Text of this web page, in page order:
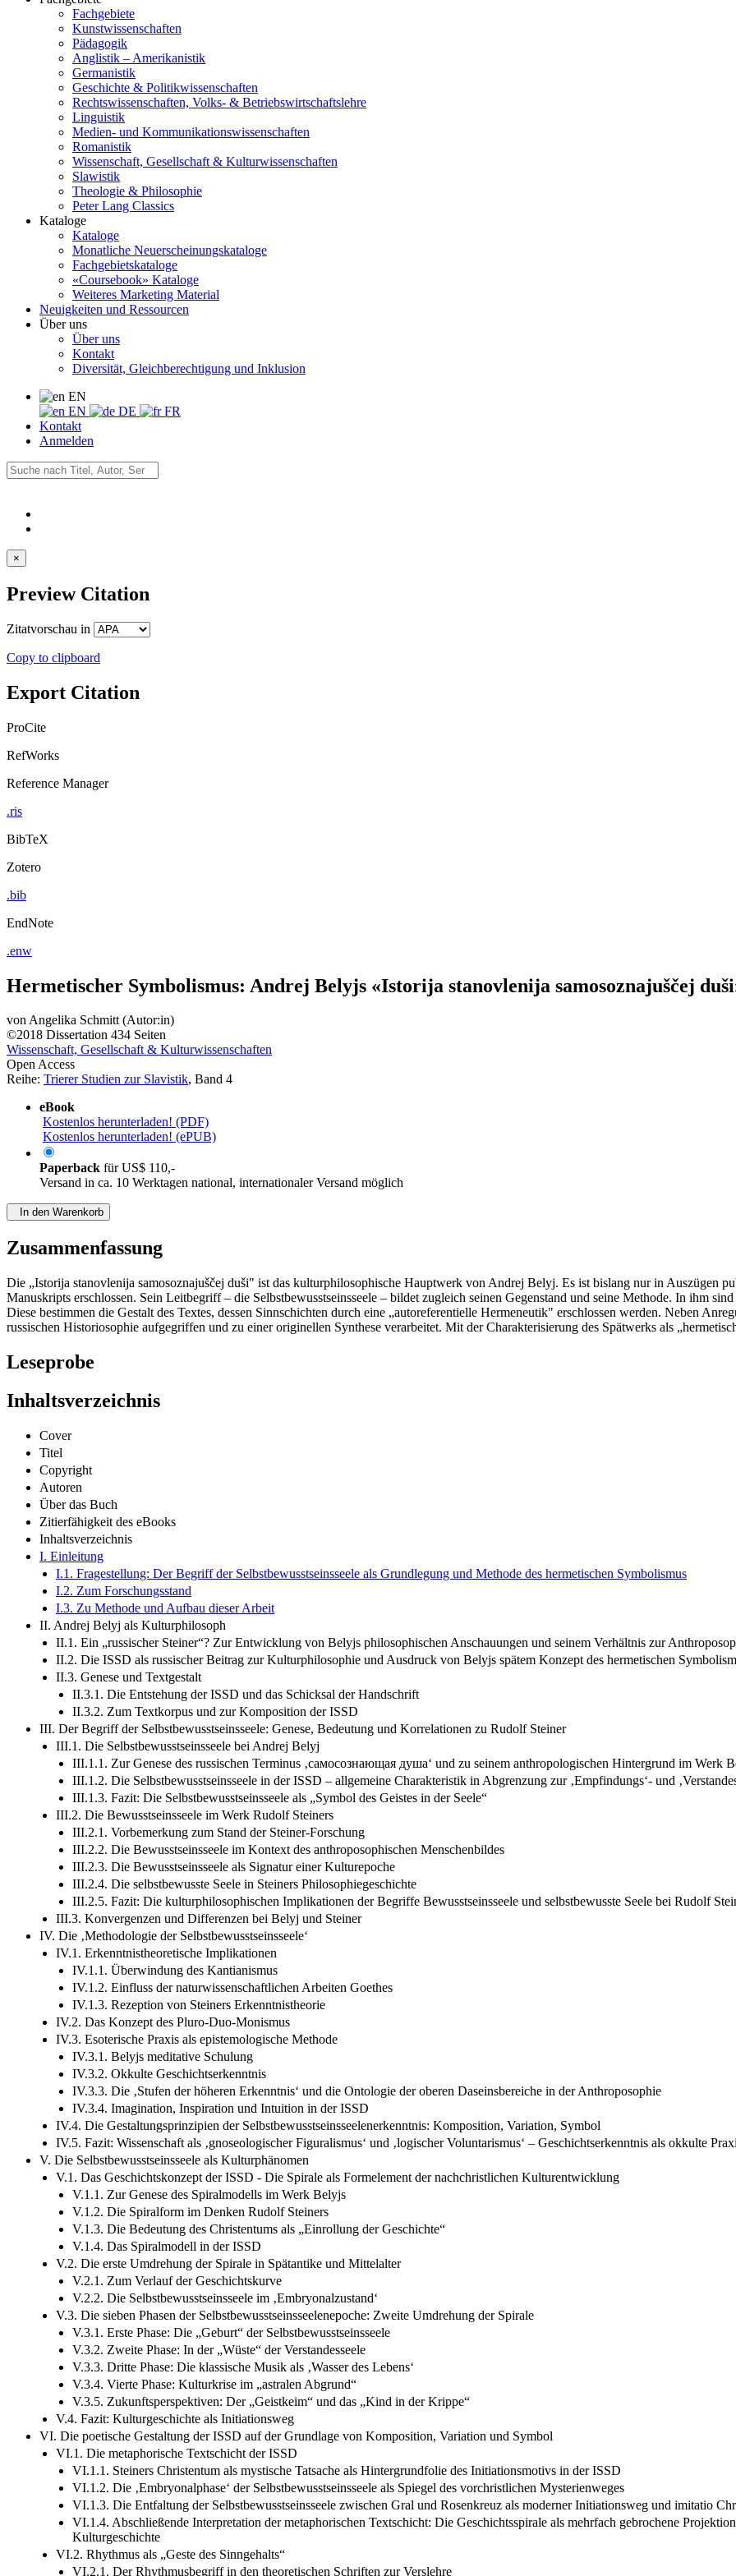
Fachgebiete
Kunstwissenschaften
Pädagogik
Anglistik – Amerikanistik
Germanistik
Geschichte & Politikwissenschaften
Rechtswissenschaften, Volks- & Betriebswirtschaftslehre
Linguistik
Medien- und Kommunikationswissenschaften
Romanistik
Wissenschaft, Gesellschaft & Kulturwissenschaften
Slawistik
Theologie & Philosophie
Peter Lang Classics
Kataloge
Kataloge
Monatliche Neuerscheinungskataloge
Fachgebietskataloge
«Coursebook» Kataloge
Weiteres Marketing Material
Neuigkeiten und Ressourcen
Über uns
Über uns
Kontakt
Diversität, Gleichberechtigung und Inklusion
EN
EN
DE
FR
Kontakt
Anmelden
×
Preview Citation
Zitatvorschau in
Copy to clipboard
Export Citation
ProCite
RefWorks
Reference Manager
.ris
BibTeX
Zotero
.bib
EndNote
.enw
Hermetischer Symbolismus: Andrej Belyjs «Istorija stanovlenija samosoznajuščej
vonAngelika Schmitt (Autor:in)
©2018 Dissertation 434 Seiten
Wissenschaft, Gesellschaft & Kulturwissenschaften
Open Access
Reihe: Trierer Studien zur Slavistik, Band 4
eBook
Kostenlos herunterladen! (PDF)
Kostenlos herunterladen! (ePUB)
Paperback fürUS$ 110,-
Versand in ca. 10 Werktagen national, internationaler Versand möglich
In den Warenkorb
Zusammenfassung
Die „Istorija stanovlenija samosoznajuščej duši" ist das kulturphilosophische Hauptwerk von Andrej Belyj. Es ist bislang nur in Auszügen
Manuskripts erschlossen. Sein Leitbegriff – die Selbstbewusstseinsseele – bildet zugleich seinen Gegenstand und seine Methode. In ihm
Diese bestimmen die Gestalt des Textes, dessen Sinnschichten durch eine „autoreferentielle Hermeneutik" erschlossen werden. Neben
russischen Historiosophie aufgegriffen und zu einer originellen Synthese verarbeitet. Mit der Charakterisierung des Spätwerks als
Leseprobe
Inhaltsverzeichnis
Cover
Titel
Copyright
Autoren
Über das Buch
Zitierfähigkeit des eBooks
Inhaltsverzeichnis
I. Einleitung
I.1. Fragestellung: Der Begriff der Selbstbewusstseinsseele als Grundlegung und Methode des hermetischen Symbolismus
I.2. Zum Forschungsstand
I.3. Zu Methode und Aufbau dieser Arbeit
II. Andrej Belyj als Kulturphilosoph
II.1. Ein „russischer Steiner“? Zur Entwicklung von Belyjs philosophischen Anschauungen und seinem Verhältnis zur
II.2. Die ISSD als russischer Beitrag zur Kulturphilosophie und Ausdruck von Belyjs spätem Konzept des hermetischen
II.3. Genese und Textgestalt
II.3.1. Die Entstehung der ISSD und das Schicksal der Handschrift
II.3.2. Zum Textkorpus und zur Komposition der ISSD
III. Der Begriff der Selbstbewusstseinsseele: Genese, Bedeutung und Korrelationen zu Rudolf Steiner
III.1. Die Selbstbewusstseinsseele bei Andrej Belyj
III.1.1. Zur Genese des russischen Terminus ‚самосознающaя душa‘ und zu seinem anthropologischen Hintergrund im Werk
III.1.2. Die Selbstbewusstseinsseele in der ISSD – allgemeine Charakteristik in Abgrenzung zur ‚Empfindungs‘- und
III.1.3. Fazit: Die Selbstbewusstseinsseele als „Symbol des Geistes in der Seele“
III.2. Die Bewusstseinsseele im Werk Rudolf Steiners
III.2.1. Vorbemerkung zum Stand der Steiner-Forschung
III.2.2. Die Bewusstseinsseele im Kontext des anthroposophischen Menschenbildes
III.2.3. Die Bewusstseinsseele als Signatur einer Kulturepoche
III.2.4. Die selbstbewusste Seele in Steiners Philosophiegeschichte
III.2.5. Fazit: Die kulturphilosophischen Implikationen der Begriffe Bewusstseinsseele und selbstbewusste Seele bei Rudolf
III.3. Konvergenzen und Differenzen bei Belyj und Steiner
IV. Die ‚Methodologie der Selbstbewusstseinsseele‘
IV.1. Erkenntnistheoretische Implikationen
IV.1.1. Überwindung des Kantianismus
IV.1.2. Einfluss der naturwissenschaftlichen Arbeiten Goethes
IV.1.3. Rezeption von Steiners Erkenntnistheorie
IV.2. Das Konzept des Pluro-Duo-Monismus
IV.3. Esoterische Praxis als epistemologische Methode
IV.3.1. Belyjs meditative Schulung
IV.3.2. Okkulte Geschichtserkenntnis
IV.3.3. Die ‚Stufen der höheren Erkenntnis‘ und die Ontologie der oberen Daseinsbereiche in der Anthroposophie
IV.3.4. Imagination, Inspiration und Intuition in der ISSD
IV.4. Die Gestaltungsprinzipien der Selbstbewusstseinsseelenerkenntnis: Komposition, Variation, Symbol
IV.5. Fazit: Wissenschaft als ‚gnoseologischer Figuralismus‘ und ‚logischer Voluntarismus‘ – Geschichtserkenntnis als okkulte
V. Die Selbstbewusstseinsseele als Kulturphänomen
V.1. Das Geschichtskonzept der ISSD - Die Spirale als Formelement der nachchristlichen Kulturentwicklung
V.1.1. Zur Genese des Spiralmodells im Werk Belyjs
V.1.2. Die Spiralform im Denken Rudolf Steiners
V.1.3. Die Bedeutung des Christentums als „Einrollung der Geschichte“
V.1.4. Das Spiralmodell in der ISSD
V.2. Die erste Umdrehung der Spirale in Spätantike und Mittelalter
V.2.1. Zum Verlauf der Geschichtskurve
V.2.2. Die Selbstbewusstseinsseele im ‚Embryonalzustand‘
V.3. Die sieben Phasen der Selbstbewusstseinsseelenepoche: Zweite Umdrehung der Spirale
V.3.1. Erste Phase: Die „Geburt“ der Selbstbewusstseinsseele
V.3.2. Zweite Phase: In der „Wüste“ der Verstandesseele
V.3.3. Dritte Phase: Die klassische Musik als ‚Wasser des Lebens‘
V.3.4. Vierte Phase: Kulturkrise im „astralen Abgrund“
V.3.5. Zukunftsperspektiven: Der „Geistkeim“ und das „Kind in der Krippe“
V.4. Fazit: Kulturgeschichte als Initiationsweg
VI. Die poetische Gestaltung der ISSD auf der Grundlage von Komposition, Variation und Symbol
VI.1. Die metaphorische Textschicht der ISSD
VI.1.1. Steiners Christentum als mystische Tatsache als Hintergrundfolie des Initiationsmotivs in der ISSD
VI.1.2. Die ‚Embryonalphase‘ der Selbstbewusstseinsseele als Spiegel des vorchristlichen Mysterienweges
VI.1.3. Die Entfaltung der Selbstbewusstseinsseele zwischen Gral und Rosenkreuz als moderner Initiationsweg und imitatio
VI.1.4. Abschließende Interpretation der metaphorischen Textschicht: Die Geschichtsspirale als mehrfach gebrochene
Kulturgeschichte
VI.2. Rhythmus als „Geste des Sinngehalts“
VI.2.1. Der Rhythmusbegriff in den theoretischen Schriften zur Verslehre